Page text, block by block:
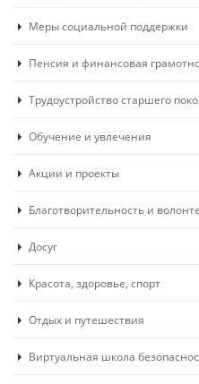
Меры социальной поддержки
Пенсия и финансовая
Трудоустройство старшего
Обучение и увлечения
Акции и проекты
Благотворительность и
Досуг
Красота, здоровье, спорт
Отдых и путешествия
Виртуальная школа